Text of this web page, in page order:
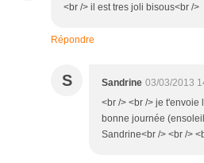
<br /> il est tres joli bisous<br />
Répondre
S Sandrine 03/03/2013
<br /> <br /> je t'envoie
bonne journée
Sandrine<br /> <br />